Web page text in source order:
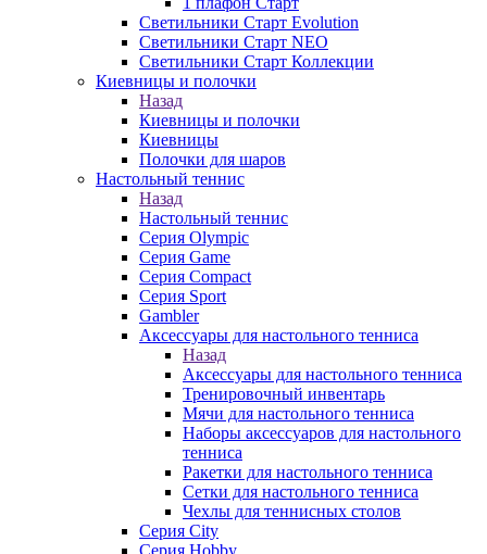
Светильники Старт Evolution
Светильники Старт NEO
Светильники Старт Коллекции
Киевницы и полочки
Назад
Киевницы и полочки
Киевницы
Полочки для шаров
Настольный теннис
Назад
Настольный теннис
Серия Olympic
Серия Game
Серия Compact
Серия Sport
Gambler
Аксессуары для настольного тенниса
Назад
Аксессуары для настольного тенниса
Тренировочный инвентарь
Мячи для настольного тенниса
Наборы аксессуаров для настольного
тенниса
Ракетки для настольного тенниса
Сетки для настольного тенниса
Чехлы для теннисных столов
Серия City
Серия Hobby